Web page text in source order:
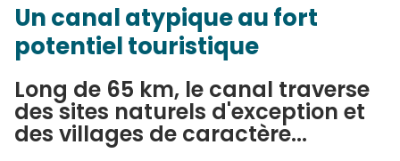
Un canal atypique au fort
potentiel touristique
Long de 65 km, le canal traverse
des sites naturels d'exception et
des villages de caractère...